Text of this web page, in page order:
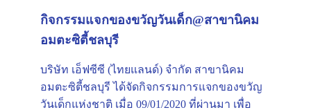
กิจกรรมแจกของขวัญวันเด็ก@สาขานิคม
อมตะซิตี้ชลบุรี
บริษัท เอ็ฟซีซี (ไทยแลนด์) จำกัด สาขานิคม
อมตะซิตี้ชลบุรี ได้จัดกิจกรรมการแจกของขวัญ
วันเด็กแห่งชาติ เมื่อ 09/01/2020 ที่ผ่านมา เพื่อ